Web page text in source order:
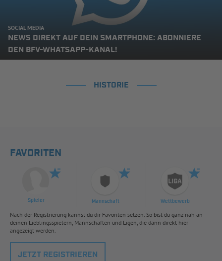
SOCIAL MEDIA
NEWS DIREKT AUF DEIN SMARTPHONE: ABONNIERE
DEN BFV-WHATSAPP-KANAL!
HISTORIE
FAVORITEN
Spieler Mannschaft Wettbewerb
Nach der Registrierung kannst du dir Favoriten setzen. So bist du ganz nah an
deinen Lieblingsspielern, Mannschaften und Ligen, die dann direkt hier
angezeigt werden.
JETZT REGISTRIEREN